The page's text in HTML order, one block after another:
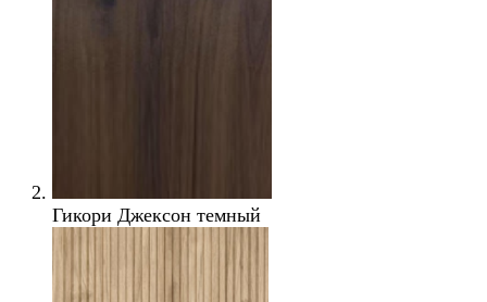
Гикори Джексон темный